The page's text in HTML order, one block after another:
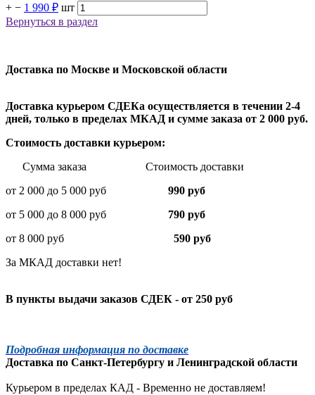
+ − 1 990 ₽ шт
Вернуться в раздел
Доставка по Москве и Московской области
Доставка курьером СДЕКа осуществляется в течении 2-4
дней, только в пределах МКАД и сумме заказа от 2 000 руб.
Стоимость доставки курьером:
Сумма заказа Стоимость доставки
от 2 000 до 5 000 руб
990 руб
от 5 000 до 8 000 руб 790 руб
от 8 000 руб 590 руб
За МКАД доставки нет!
В пункты выдачи заказов СДЕК - от 250 руб
Подробная информация по доставке
Доставка по Санкт-Петербургу и Ленинградской области
Курьером в пределах КАД - Временно не доставляем!